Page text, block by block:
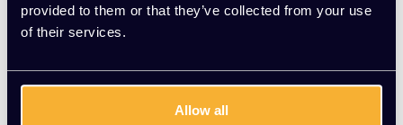
provided to them or that they’ve collected from your use
of their services.
Allow all
Gratis montage
Vrijblijvende offerte